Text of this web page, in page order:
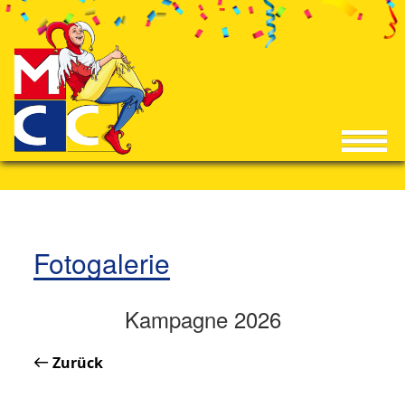
Fotogalerie
Kampagne 2026
Zurück